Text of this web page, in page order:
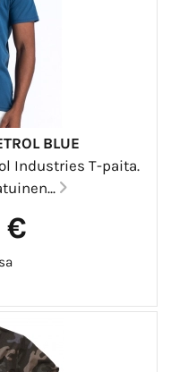
BLUE
Industries T-paita.
€